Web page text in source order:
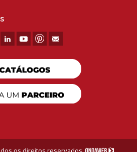
os direitos reservados.